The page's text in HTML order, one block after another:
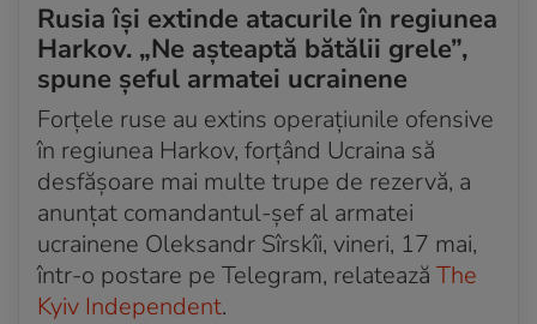
Rusia își extinde atacurile în regiunea
Harkov. „Ne așteaptă bătălii grele”,
spune șeful armatei ucrainene
Forțele ruse au extins operațiunile ofensive
în regiunea Harkov, forțând Ucraina să
desfășoare mai multe trupe de rezervă, a
anunțat comandantul-șef al armatei
ucrainene Oleksandr Sîrskîi, vineri, 17 mai,
într-o postare pe Telegram, relatează The
Kyiv Independent.